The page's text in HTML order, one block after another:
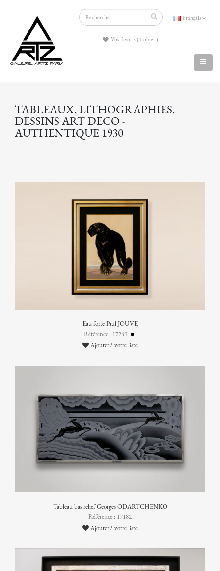
Français
Vos favoris ( 1 objet )
TABLEAUX, LITHOGRAPHIES,
DESSINS ART DECO -
AUTHENTIQUE 1930
Eau forte Paul JOUVE
Référence : 17249
Ajouter à votre liste
Tableau bas relief Georges ODARTCHENKO
Référence : 17182
Ajouter à votre liste